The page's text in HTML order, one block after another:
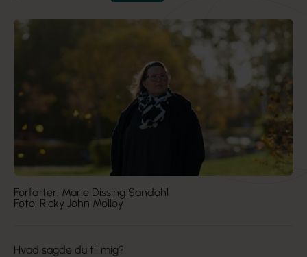
Forfatter: Marie Dissing Sandahl
Foto: Ricky John Molloy
Hvad sagde du til mig?